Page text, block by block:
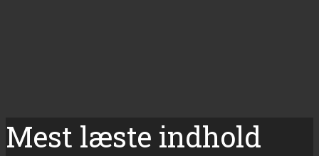
Mest læste indhold